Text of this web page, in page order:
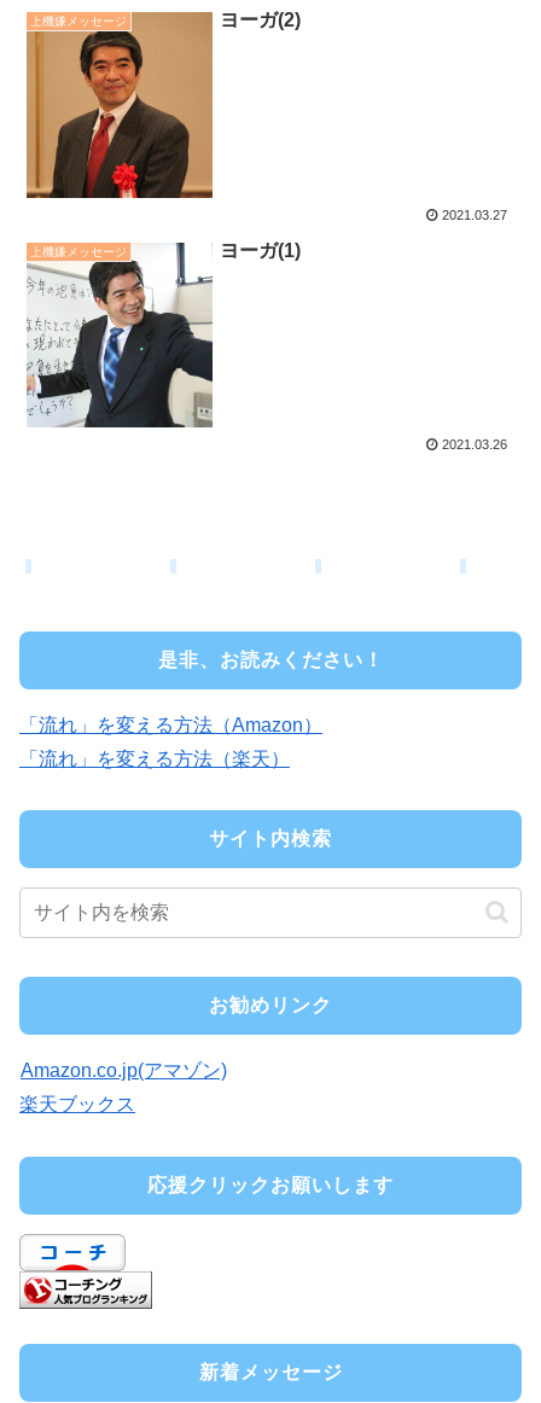
上機嫌メッセージ ヨーガ(2)
2021.03.27
上機嫌メッセージ ヨーガ(1)
2021.03.26
是非、お読みください！
「流れ」を変える方法（Amazon）
「流れ」を変える方法（楽天）
サイト内検索
お勧めリンク
Amazon.co.jp(アマゾン)
楽天ブックス
応援クリックお願いします
新着メッセージ